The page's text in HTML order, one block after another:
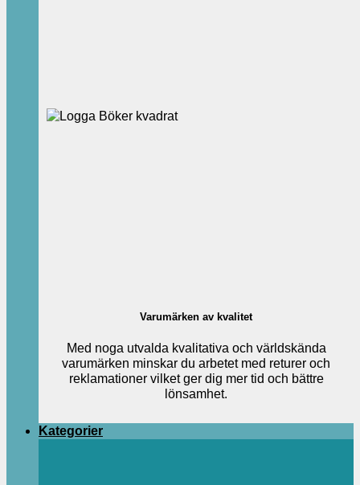
Varumärken av kvalitet
Med noga utvalda kvalitativa och världskända
varumärken minskar du arbetet med returer och
reklamationer vilket ger dig mer tid och bättre
lönsamhet.
Kategorier